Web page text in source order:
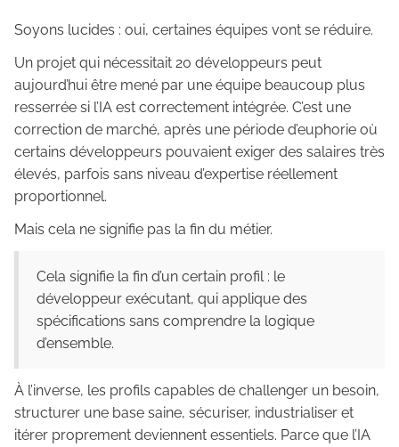
Soyons lucides : oui, certaines équipes vont se réduire.
Un projet qui nécessitait 20 développeurs peut
aujourd’hui être mené par une équipe beaucoup plus
resserrée si l’IA est correctement intégrée. C’est une
correction de marché, après une période d’euphorie où
certains développeurs pouvaient exiger des salaires très
élevés, parfois sans niveau d’expertise réellement
proportionnel.
Mais cela ne signifie pas la fin du métier.
Cela signifie la fin d’un certain profil : le
développeur exécutant, qui applique des
spécifications sans comprendre la logique
d’ensemble.
À l’inverse, les profils capables de challenger un besoin,
structurer une base saine, sécuriser, industrialiser et
itérer proprement deviennent essentiels. Parce que l’IA